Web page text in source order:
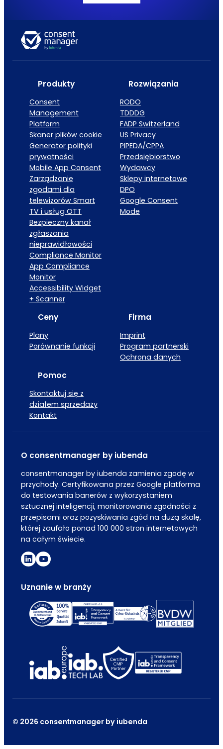
Produkty
Consent
Management
Platform
Skaner plików cookie
Generator polityki
prywatności
Mobile App Consent
Zarządzanie
zgodami dla
telewizorów Smart
TV i usług OTT
Bezpieczny kanał
zgłaszania
nieprawidłowości
Compliance Monitor
App Compliance
Monitor
Accessibility Widget
+ Scanner
Rozwiązania
RODO
TDDDG
FADP Switzerland
US Privacy
PIPEDA/CPPA
Przedsiębiorstwo
Wydawcy
Sklepy internetowe
DPO
Google Consent
Mode
Ceny
Plany
Porównanie funkcji
Firma
Imprint
Program partnerski
Ochrona danych
Pomoc
Skontaktuj się z
działem sprzedaży
Kontakt
O consentmanager by iubenda
consentmanager by iubenda zamienia zgodę w
przychody. Certyfikowana przez Google platforma
do testowania banerów z wykorzystaniem
sztucznej inteligencji, monitorowania zgodności z
przepisami oraz pozyskiwania zgód na dużą skalę,
której zaufało ponad 100 000 stron internetowych
na całym świecie.
Uznanie w branży
© 2026 consentmanager by iubenda